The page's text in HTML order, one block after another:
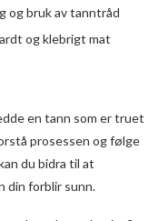
og bruk av tanntråd
og klebrigt mat
en tann som er truet
prosessen og følge
du bidra til at
din forblir sunn.